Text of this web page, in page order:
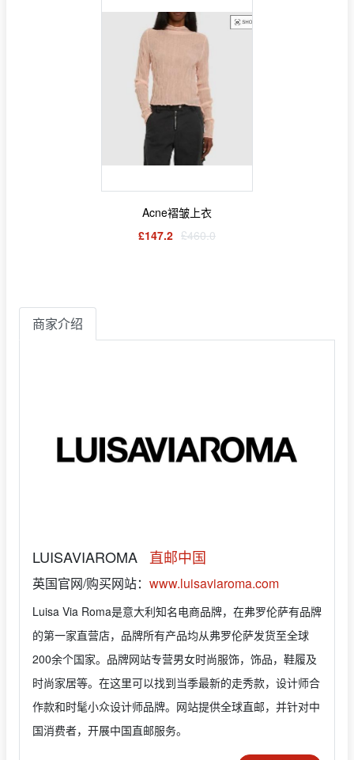
Acne褶皱上衣
£147.2 £460.0
商家介绍
LUISAVIAROMA 直邮中国
英国官网/购买网站： www.luisaviaroma.com
Luisa Via Roma是意大利知名电商品牌，在弗罗伦萨有品牌
的第一家直营店，品牌所有产品均从弗罗伦萨发货至全球
200余个国家。品牌网站专营男女时尚服饰，饰品，鞋履及
时尚家居等。在这里可以找到当季最新的走秀款，设计师合
作款和时髦小众设计师品牌。网站提供全球直邮，并针对中
国消费者，开展中国直邮服务。